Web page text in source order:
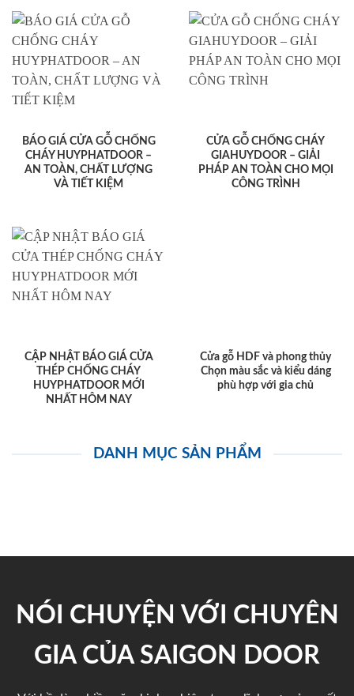
BÁO GIÁ CỬA GỖ CHỐNG
CHÁY HUYPHATDOOR –
AN TOÀN, CHẤT LƯỢNG
VÀ TIẾT KIỆM
CỬA GỖ CHỐNG CHÁY
GIAHUYDOOR – GIẢI
PHÁP AN TOÀN CHO MỌI
CÔNG TRÌNH
CẬP NHẬT BÁO GIÁ CỬA
THÉP CHỐNG CHÁY
HUYPHATDOOR MỚI
NHẤT HÔM NAY
Cửa gỗ HDF và phong thủy
Chọn màu sắc và kiểu dáng
phù hợp với gia chủ
DANH MỤC SẢN PHẨM
NÓI CHUYỆN VỚI CHUYÊN
GIA CỦA SAIGON DOOR